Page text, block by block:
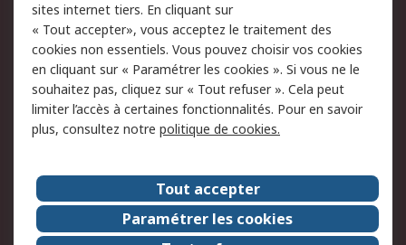
Legal
Politique de cookies
Sécurité des e-mails
Politique de protection
des données - Mise à
jour
Conditions générales
de vente
A propos de RS
Le groupe RS Group
A propos de RS
RS dans le monde
Travaillez chez RS
sites internet tiers. En cliquant sur
« Tout accepter», vous acceptez le traitement des
cookies non essentiels. Vous pouvez choisir vos cookies
en cliquant sur « Paramétrer les cookies ». Si vous ne le
souhaitez pas, cliquez sur « Tout refuser ». Cela peut
limiter l’accès à certaines fonctionnalités. Pour en savoir
plus, consultez notre politique de cookies.
Tout accepter
Paramétrer les cookies